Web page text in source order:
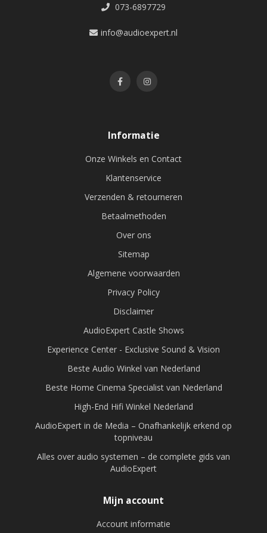
073-6897729
info@audioexpert.nl
Informatie
Onze Winkels en Contact
Klantenservice
Verzenden & retourneren
Betaalmethoden
Over ons
Sitemap
Algemene voorwaarden
Privacy Policy
Disclaimer
AudioExpert Castle Shows
Experience Center - Exclusive Sound & Vision
Beste Audio Winkel van Nederland
Beste Home Cinema Specialist van Nederland
High-End Hifi Winkel Nederland
AudioExpert in de Media – Onafhankelijk erkend op
topniveau
Alles over audio systemen – de complete gids van
AudioExpert
Mijn account
Account informatie